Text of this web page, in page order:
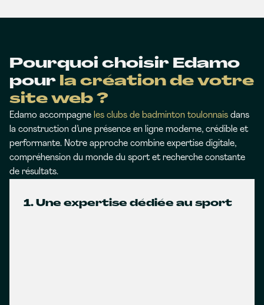
Pourquoi choisir Edamo
pour la création de votre
site web ?
Edamo accompagne les clubs de badminton toulonnais dans
la construction d’une présence en ligne moderne, crédible et
performante. Notre approche combine expertise digitale,
compréhension du monde du sport et recherche constante
de résultats.
1. Une expertise dédiée au sport